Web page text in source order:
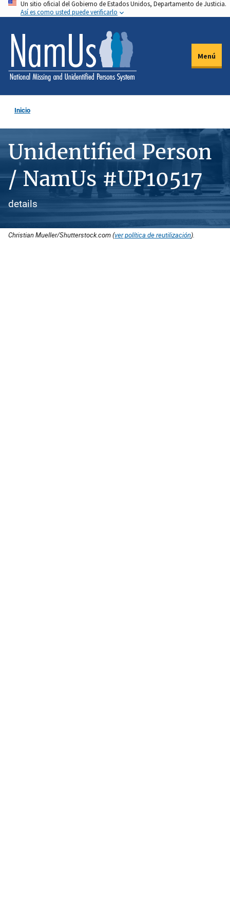
Pasar
al
contenido
principal
Un sitio oficial del Gobierno de Estados Unidos, Departamento de Justicia.
Así es como usted puede verificarlo
Menú
Inicio
Unidentified Person
/ NamUs #UP10517
details
Christian Mueller/Shutterstock.com (ver política de reutilización).